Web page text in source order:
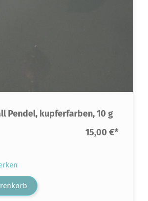
Pendel, kupferfarben, 10 g
15,00 €*